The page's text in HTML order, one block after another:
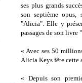
ses plus grands
son septième opus,
"Alicia". Elle y
passages de son
« Avec ses 50
Alicia Keys fête cette
« Depuis son